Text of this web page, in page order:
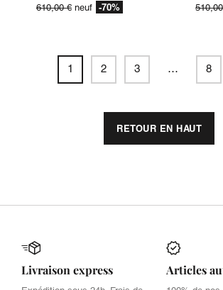
610,00 € neuf -70%
1 2 3 … 8
RETOUR EN HAUT
Livraison express Articles